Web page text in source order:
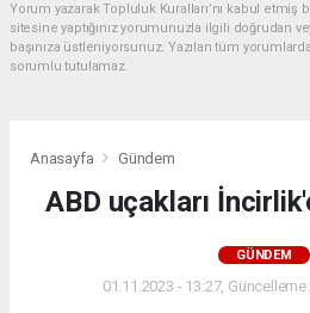
Yorum yazarak Topluluk Kuralları’nı kabul
sitesine yaptığınız yorumunuzla ilgili doğrudan
başınıza üstleniyorsunuz. Yazılan tüm
sorumlu tutulamaz.
Anasayfa Gündem
ABD uçakları
GÜNDEM
01.11.2023 - 13:27,